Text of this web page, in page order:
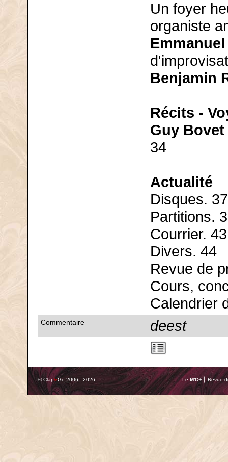
Un foyer
organiste
Benjamin
Récits -
Guy Bovet
34
Actualité
Disques. 37
Partitions.
Courrier. 43
Divers. 44
Revue de
Cours,
Calendrier
Commentaire deest
© Clap&Go 2006 - 2026 Le M'O+ ⎢ Revue